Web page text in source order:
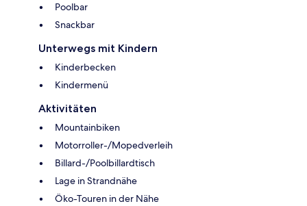
Poolbar
Snackbar
Unterwegs mit Kindern
Kinderbecken
Kindermenü
Aktivitäten
Mountainbiken
Motorroller-/Mopedverleih
Billard-/Poolbillardtisch
Lage in Strandnähe
Öko-Touren in der Nähe